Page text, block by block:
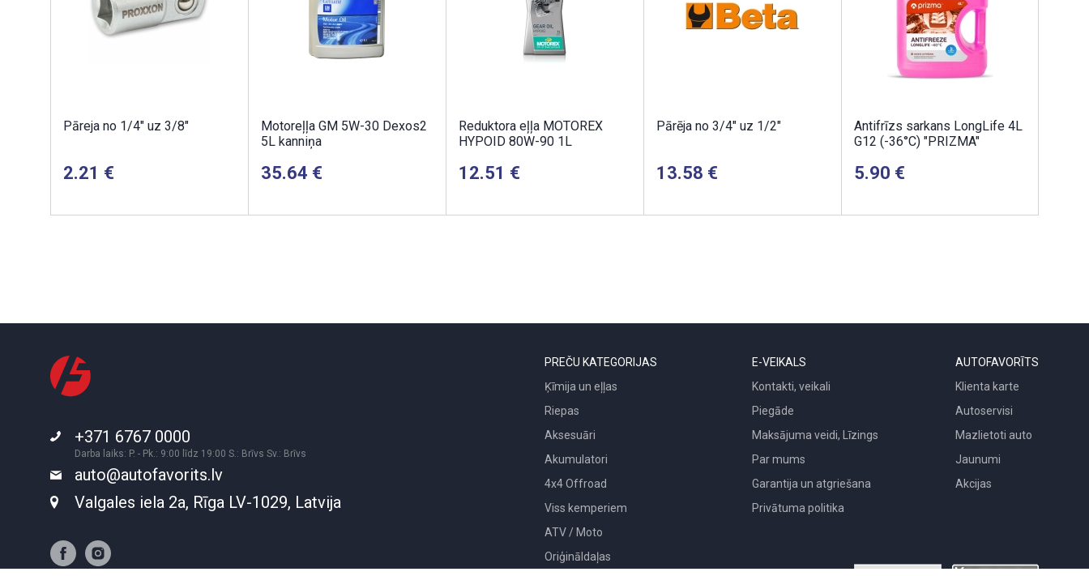
Pāreja no 1/4" uz 3/8"
2.21
Motoreļļa GM 5W-30 Dexos2
5L kanniņa
35.64
Reduktora eļļa MOTOREX
HYPOID 80W-90 1L
12.51
Pārēja no 3/4" uz 1/2"
13.58
Antifrīzs sarkans LongLife 4L
G12 (-36°C) "PRIZMA"
5.90
+371 6767 0000
Darba laiks: P. - Pk.: 9:00 līdz 19:00 S.: Brīvs Sv.: Brīvs
auto@autofavorits.lv
Valgales iela 2a, Rīga LV-1029, Latvija
PREČU KATEGORIJAS
Ķīmija un eļļas
Riepas
Aksesuāri
Akumulatori
4x4 Offroad
Viss kemperiem
ATV / Moto
Oriģināldaļas
E-VEIKALS
Kontakti, veikali
Piegāde
Maksājuma veidi, Līzings
Par mums
Garantija un atgriešana
Privātuma politika
AUTOFAVORĪTS
Klienta karte
Autoservisi
Mazlietoti auto
Jaunumi
Akcijas